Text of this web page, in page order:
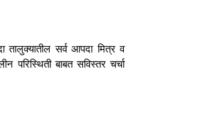
तालुक्यातील सर्व आपदा मित्र व
परिस्थिती बाबत सविस्तर चर्चा